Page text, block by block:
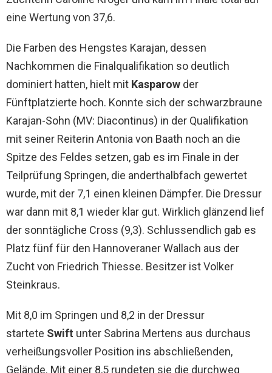
eine Wertung von 37,6.
Die Farben des Hengstes Karajan, dessen
Nachkommen die Finalqualifikation so deutlich
dominiert hatten, hielt mit Kasparow der
Fünftplatzierte hoch. Konnte sich der schwarzbraune
Karajan-Sohn (MV: Diacontinus) in der Qualifikation
mit seiner Reiterin Antonia von Baath noch an die
Spitze des Feldes setzen, gab es im Finale in der
Teilprüfung Springen, die anderthalbfach gewertet
wurde, mit der 7,1 einen kleinen Dämpfer. Die Dressur
war dann mit 8,1 wieder klar gut. Wirklich glänzend lief
der sonntägliche Cross (9,3). Schlussendlich gab es
Platz fünf für den Hannoveraner Wallach aus der
Zucht von Friedrich Thiesse. Besitzer ist Volker
Steinkraus.
Mit 8,0 im Springen und 8,2 in der Dressur
startete Swift unter Sabrina Mertens aus durchaus
verheißungsvoller Position ins abschließenden,
Gelände. Mit einer 8,5 rundeten sie die durchweg